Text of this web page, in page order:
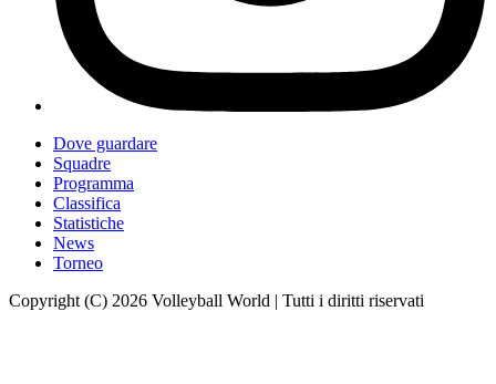
Dove guardare
Squadre
Programma
Classifica
Statistiche
News
Torneo
Copyright (C) 2026 Volleyball World | Tutti i diritti riservati